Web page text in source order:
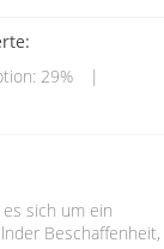
29%
|
sich um ein
Beschaffenheit,